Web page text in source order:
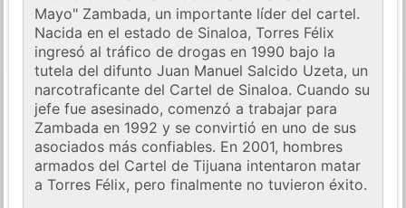
Mayo" Zambada, un importante líder del cartel.
Nacida en el estado de Sinaloa, Torres Félix
ingresó al tráfico de drogas en 1990 bajo la
tutela del difunto Juan Manuel Salcido Uzeta, un
narcotraficante del Cartel de Sinaloa. Cuando su
jefe fue asesinado, comenzó a trabajar para
Zambada en 1992 y se convirtió en uno de sus
asociados más confiables. En 2001, hombres
armados del Cartel de Tijuana intentaron matar
a Torres Félix, pero finalmente no tuvieron éxito.